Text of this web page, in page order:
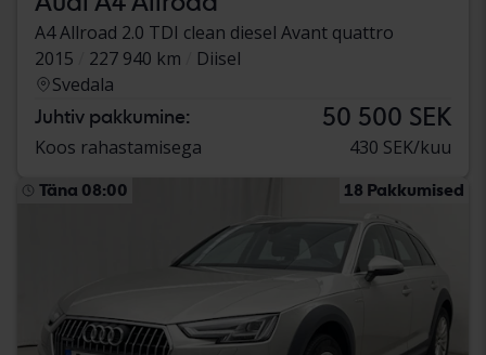
A4 Allroad 2.0 TDI clean diesel Avant quattro
2015
227 940 km
Diisel
Svedala
Juhtiv pakkumine: 50 500 SEK
Koos rahastamisega 430 SEK/kuu
Täna 08:00 18 Pakkumised